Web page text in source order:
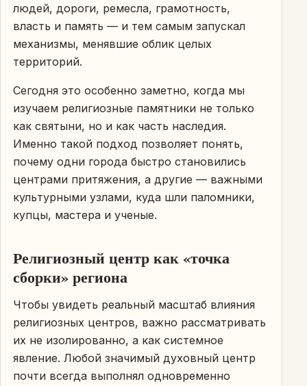
людей, дороги, ремесла, грамотность,
власть и память — и тем самым запускал
механизмы, менявшие облик целых
территорий.
Сегодня это особенно заметно, когда мы
изучаем религиозные памятники не только
как святыни, но и как часть наследия.
Именно такой подход позволяет понять,
почему одни города быстро становились
центрами притяжения, а другие — важными
культурными узлами, куда шли паломники,
купцы, мастера и ученые.
Религиозный центр как «точка
сборки» региона
Чтобы увидеть реальный масштаб влияния
религиозных центров, важно рассматривать
их не изолированно, а как системное
явление. Любой значимый духовный центр
почти всегда выполнял одновременно